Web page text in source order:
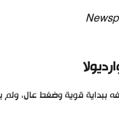
ببداية قوية وضغط عالٍ،